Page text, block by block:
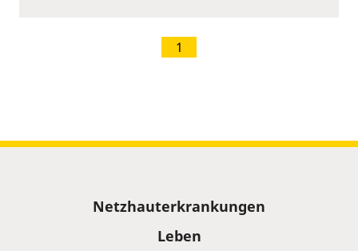
1
Netzhauterkrankungen
Leben